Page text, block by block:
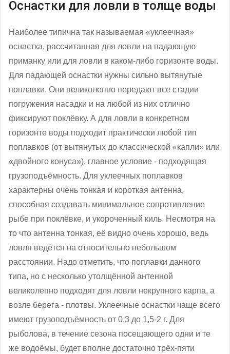
Оснастки для ловли в толще воды
Наиболее типична так называемая «уклеечная»
оснастка, рассчитанная для ловли на падающую
приманку или для ловли в каком-либо горизонте воды.
Для падающей оснастки нужны сильно вытянутые
поплавки. Они великолепно передают все стадии
погружения насадки и на любой из них отлично
фиксируют поклёвку. А для ловли в конкретном
горизонте воды подходит практически любой тип
поплавков (от вытянутых до классической «капли» или
«двойного конуса»), главное условие - подходящая
грузоподъёмность. Для уклеечных поплавков
характерны очень тонкая и короткая антенна,
способная создавать минимальное сопротивление
рыбе при поклёвке, и укороченный киль. Несмотря на
то что антенна тонкая, её видно очень хорошо, ведь
ловля ведётся на относительно небольшом
расстоянии. Надо отметить, что поплавки данного
типа, но с несколько утолщённой антенной
великолепно подходят для ловли некрупного карпа, а
возле берега - плотвы. Уклеечные оснастки чаще всего
имеют грузоподъёмность от 0,3 до 1,5-2 г. Для
рыболова, в течение сезона посещающего одни и те
же водоёмы, будет вполне достаточно трёх-пяти